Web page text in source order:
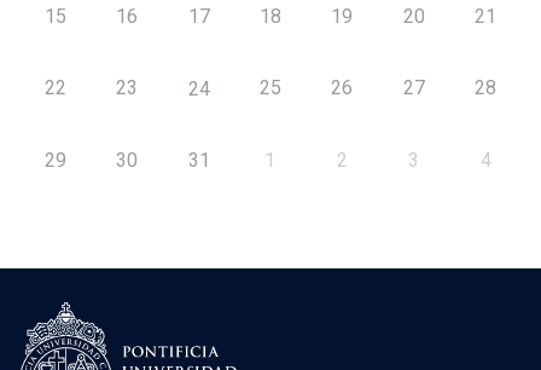
15 16 17 18 19 20 21
22 23 24 25 26 27 28
29 30 31 1 2 3 4